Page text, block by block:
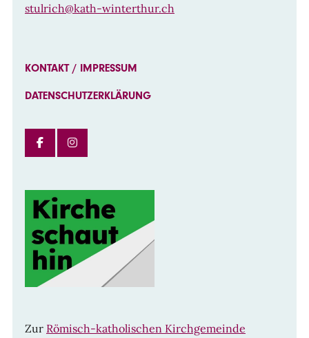
stulrich@kath-winterthur.ch
KONTAKT / IMPRESSUM
DATENSCHUTZERKLÄRUNG
FACEBOOK
INSTAGRAM
Zur Römisch-katholischen Kirchgemeinde